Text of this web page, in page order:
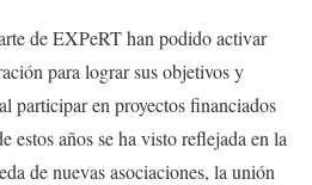
de EXPeRT han podido activar
para lograr sus objetivos y
participar en proyectos financiados
estos años se ha visto reflejada en la
de nuevas asociaciones, la unión